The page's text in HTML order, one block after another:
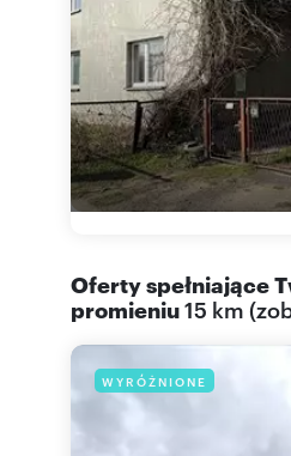
Oferty spełniające
promieniu15 km (
WYRÓŻNIONE